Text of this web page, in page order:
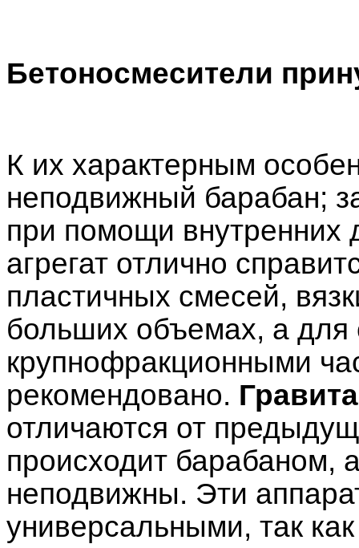
Бетоносмесители
К их характерным
неподвижный барабан;
при помощи внутренних
агрегат отлично
пластичных смесей,
больших объемах, а для
крупнофракционными
рекомендовано.
отличаются от
происходит барабаном,
неподвижны. Эти
универсальными, так